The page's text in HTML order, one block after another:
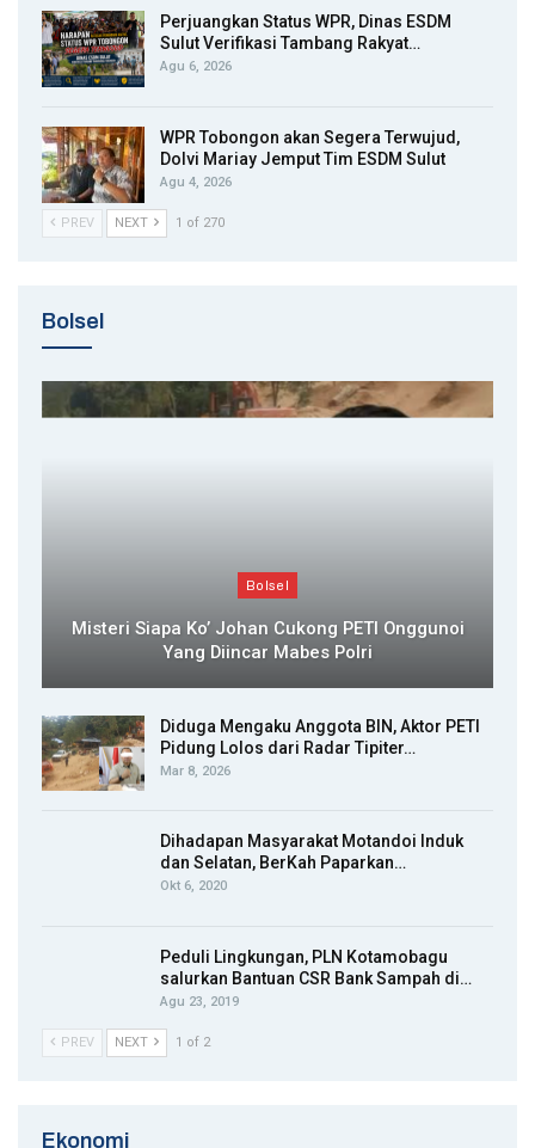
Perjuangkan Status WPR, Dinas ESDM
Sulut Verifikasi Tambang Rakyat…
Agu 6, 2026
WPR Tobongon akan Segera Terwujud,
Dolvi Mariay Jemput Tim ESDM Sulut
Agu 4, 2026
PREV NEXT 1 of 270
Bolsel
Bolsel
Misteri Siapa Ko’ Johan Cukong PETI Onggunoi
Yang Diincar Mabes Polri
Diduga Mengaku Anggota BIN, Aktor PETI
Pidung Lolos dari Radar Tipiter…
Mar 8, 2026
Dihadapan Masyarakat Motandoi Induk
dan Selatan, BerKah Paparkan…
Okt 6, 2020
Peduli Lingkungan, PLN Kotamobagu
salurkan Bantuan CSR Bank Sampah di…
Agu 23, 2019
PREV NEXT 1 of 2
Ekonomi